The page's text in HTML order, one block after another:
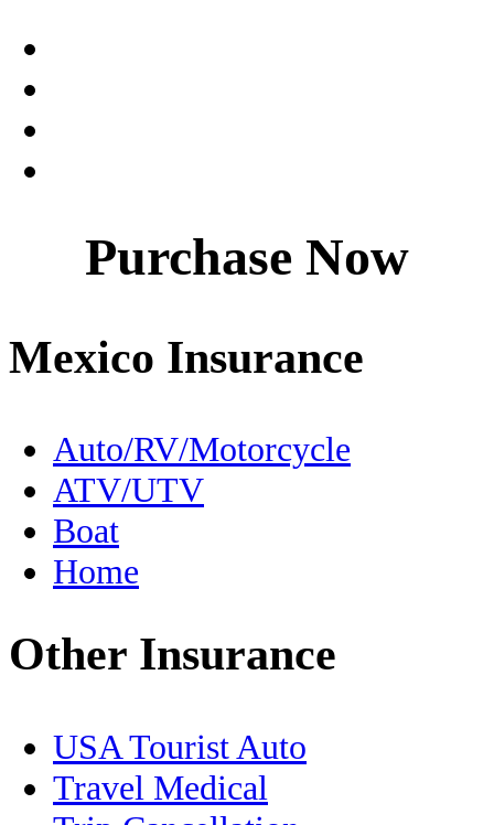
Claims
Coahuila
Destinations
En Español
Expats
FMM
Fishing
Free Zone
Healthcare
Purchase Now
Mexico Insurance
Auto/RV/Motorcycle
ATV/UTV
Boat
Home
Other Insurance
USA Tourist Auto
Travel Medical